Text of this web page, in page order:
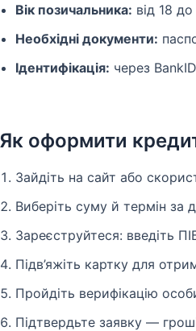
Вік позичальника: від 18
Необхідні документи:
Ідентифікація: через
Як оформити
Зайдіть на сайт або
Виберіть суму й термін за
Зареєструйтеся: введіть
Підв’яжіть картку для
Пройдіть верифікацію
Підтвердьте заявку —